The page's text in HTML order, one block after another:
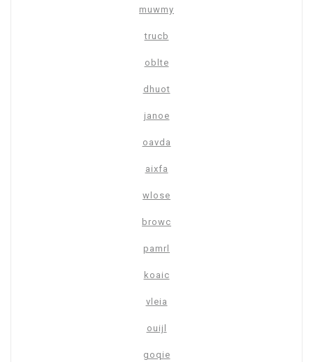
muwmy
trucb
oblte
dhuot
janoe
oavda
aixfa
wlose
browc
pamrl
koaic
vleia
ouijl
goqie